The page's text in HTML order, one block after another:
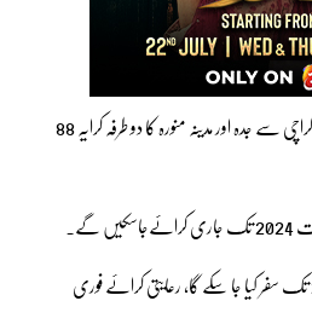
ترجمان پی آئی اے کے مطابق کراچی سے جدہ اور مدینہ منورہ کا دو طرفہ کرایہ 88
رعایتی کرائے پر 30 ستمبر 2024 تک سفر کیا جا سکے گا، رعایتی کرائے فوری